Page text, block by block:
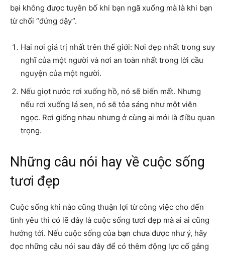
bại không được tuyên bố khi bạn ngã xuống mà là khi bạn
từ chối “đứng dậy”.
Hai nơi giá trị nhất trên thế giới: Nơi đẹp nhất trong suy
nghĩ của một người và nơi an toàn nhất trong lời cầu
nguyện của một người.
Nếu giọt nước rơi xuống hồ, nó sẽ biến mất. Nhưng
nếu rơi xuống lá sen, nó sẽ tỏa sáng như một viên
ngọc. Rơi giống nhau nhưng ở cùng ai mới là điều quan
trọng.
Những câu nói hay về cuộc sống
tươi đẹp
Cuộc sống khi nào cũng thuận lợi từ công việc cho đến
tình yêu thì có lẽ đây là cuộc sống tươi đẹp mà ai ai cũng
hướng tới. Nếu cuộc sống của bạn chưa được như ý, hãy
đọc những câu nói sau đây để có thêm động lực cố gắng